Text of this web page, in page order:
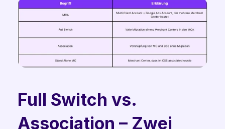
Full Switch vs.
Association – Zwei